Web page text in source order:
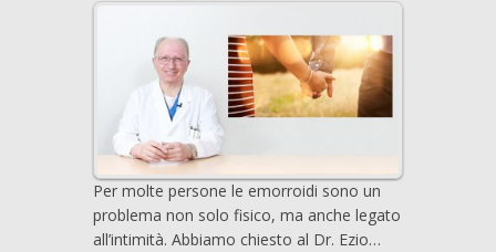
Per molte persone le emorroidi sono un
problema non solo fisico, ma anche legato
all’intimità. Abbiamo chiesto al Dr. Ezio…